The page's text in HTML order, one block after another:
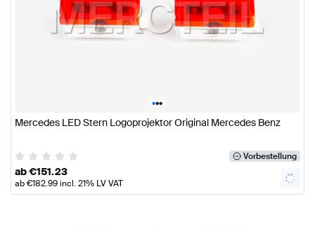
•••
Mercedes LED Stern Logoprojektor Original Mercedes Benz
Vorbestellung
ab€151.23
ab€182.99incl. 21% LV VAT